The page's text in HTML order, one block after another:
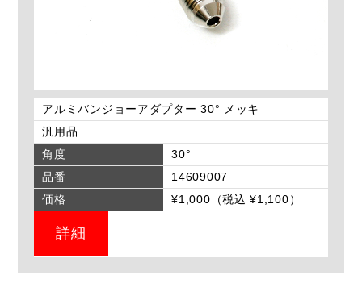
アルミバンジョーアダプター 30° メッキ
汎用品
角度
30°
品番
14609007
価格
¥1,000（税込 ¥1,100）
詳細